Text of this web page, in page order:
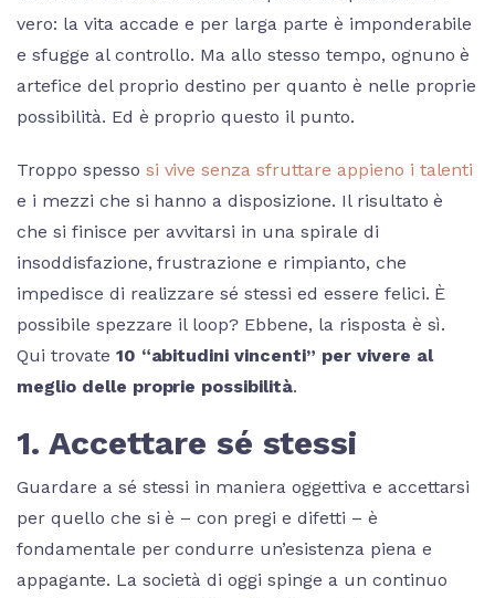
vero: la vita accade e per larga parte è imponderabile
e sfugge al controllo. Ma allo stesso tempo, ognuno è
artefice del proprio destino per quanto è nelle proprie
possibilità. Ed è proprio questo il punto.
Troppo spesso si vive senza sfruttare appieno i talenti
e i mezzi che si hanno a disposizione. Il risultato è
che si finisce per avvitarsi in una spirale di
insoddisfazione, frustrazione e rimpianto, che
impedisce di realizzare sé stessi ed essere felici. È
possibile spezzare il loop? Ebbene, la risposta è sì.
Qui trovate 10 “abitudini vincenti” per vivere al
meglio delle proprie possibilità.
1. Accettare sé stessi
Guardare a sé stessi in maniera oggettiva e accettarsi
per quello che si è – con pregi e difetti – è
fondamentale per condurre un’esistenza piena e
appagante. La società di oggi spinge a un continuo